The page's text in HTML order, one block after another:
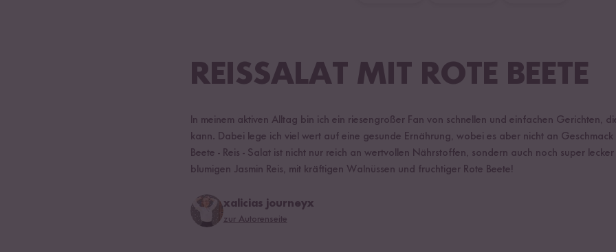
REISSALAT MIT ROTE BEETE
In meinem aktiven Alltag bin ich ein riesengroßer Fan von schnellen und einfachen Gerichten,
kann. Dabei lege ich viel wert auf eine gesunde Ernährung, wobei es aber nicht an Geschmack
Beete - Reis - Salat ist nicht nur reich an wertvollen Nährstoffen, sondern auch noch super
blumigen Jasmin Reis, mit kräftigen Walnüssen und fruchtiger Rote Beete!
xalicias journeyx
zur Autorenseite